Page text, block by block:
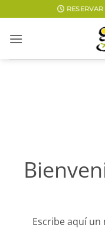
al
contenido
Escribe aquí